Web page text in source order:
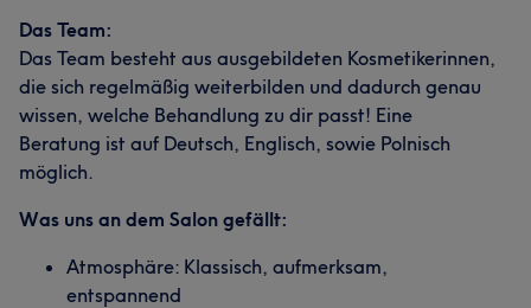
Das Team:
Das Team besteht aus ausgebildeten Kosmetikerinnen,
die sich regelmäßig weiterbilden und dadurch genau
wissen, welche Behandlung zu dir passt! Eine
Beratung ist auf Deutsch, Englisch, sowie Polnisch
möglich.
Was uns an dem Salon gefällt:
Atmosphäre: Klassisch, aufmerksam,
entspannend